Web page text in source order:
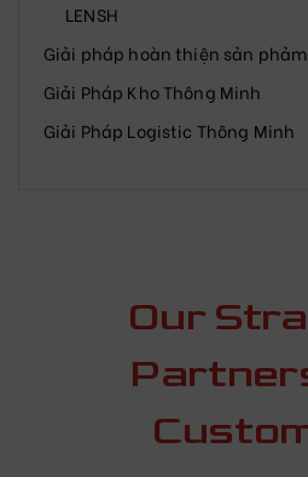
LENSH
Giải pháp hoàn thiện sản phảm
Giải Pháp Kho Thông Minh
Giải Pháp Logistic Thông Minh
Our